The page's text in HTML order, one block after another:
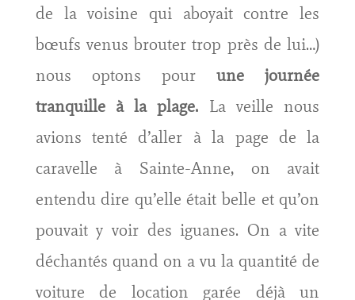
de la voisine qui aboyait contre les
bœufs venus brouter trop près de lui…)
nous optons pourune journée
tranquille à la plage. La veille nous
avions tenté d’aller à la page de la
caravelle à Sainte-Anne, on avait
entendu dire qu’elle était belle et qu’on
pouvait y voir des iguanes. On a vite
déchantés quand on a vu la quantité de
voiture de location garée déjà un